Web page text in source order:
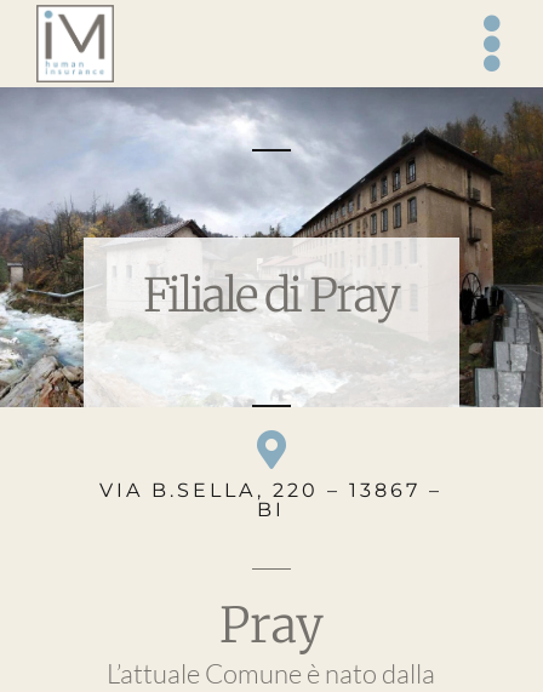
Salta
contenuto
Filiale di Pray
VIA B.SELLA, 220 – 13867 –
BI
Pray
L’attuale Comune è nato dalla